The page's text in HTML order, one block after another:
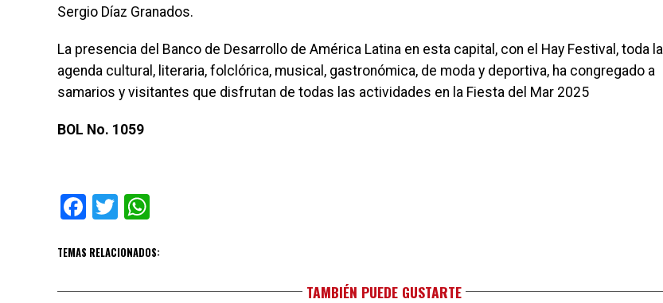
Sergio Díaz Granados.
La presencia del Banco de Desarrollo de América Latina en esta capital, con el Hay Festival, toda la
agenda cultural, literaria, folclórica, musical, gastronómica, de moda y deportiva, ha congregado a
samarios y visitantes que disfrutan de todas las actividades en la Fiesta del Mar 2025
BOL No. 1059
Facebook
Twitter
TEMAS RELACIONADOS:
TAMBIÉN PUEDE GUSTARTE